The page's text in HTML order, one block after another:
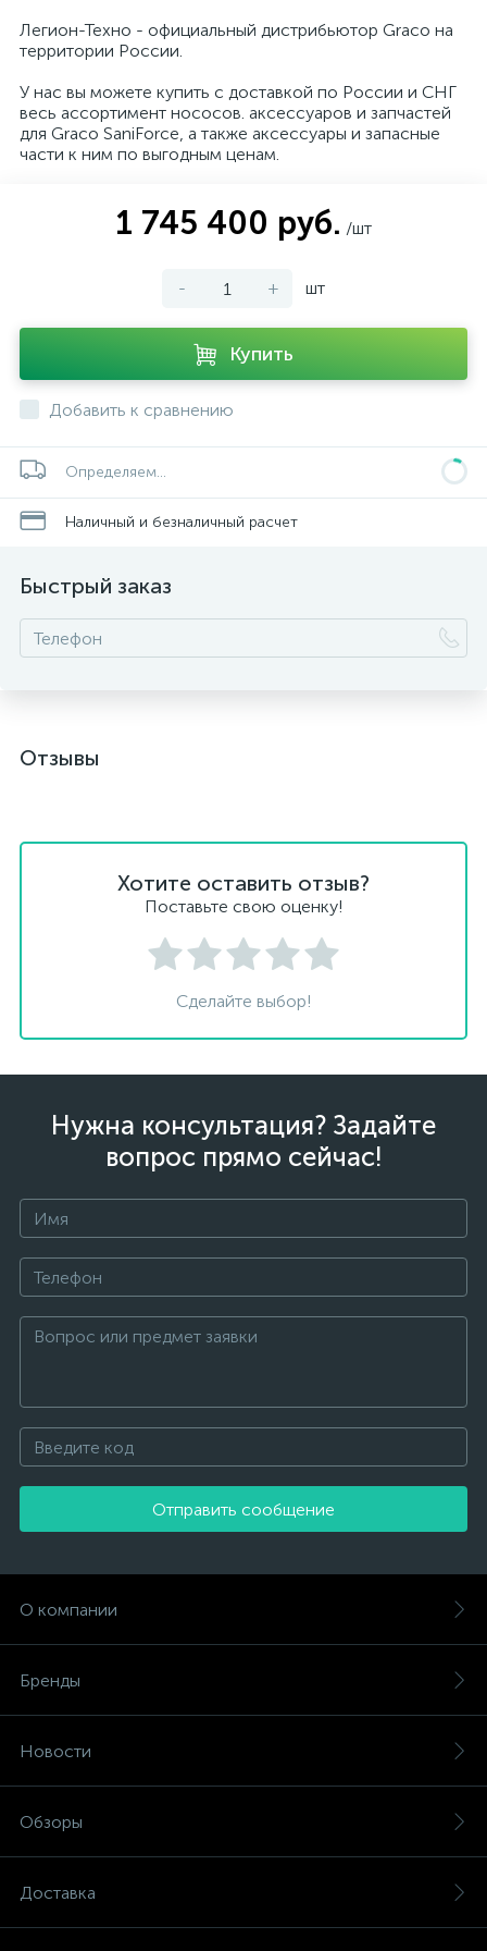
Легион-Техно - официальный дистрибьютор Graco на
территории России.
У нас вы можете купить с доставкой по России и СНГ
весь ассортимент нососов. аксессуаров и запчастей
для Graco SaniForce, а также аксессуары и запасные
части к ним по выгодным ценам.
1 745 400 руб. /шт
- + шт
Купить
Добавить к сравнению
Определяем...
Наличный и безналичный расчет
Быстрый заказ
Отзывы
Хотите оставить отзыв?
Поставьте свою оценку!
Сделайте выбор!
Нужна консультация? Задайте
вопрос прямо сейчас!
Отправить сообщение
О компании
Бренды
Новости
Обзоры
Доставка